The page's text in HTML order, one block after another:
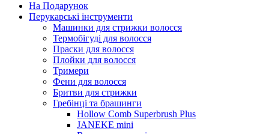
На Подарунок
Перукарські інструменти
Машинки для стрижки волосся
Термобігуді для волосся
Праски для волосся
Плойки для волосся
Тримери
Фени для волосся
Бритви для стрижки
Гребінці та брашинги
Hollow Comb Superbrush Plus
JANEKE mini